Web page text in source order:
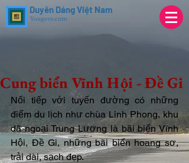
Duyên Dáng Việt Nam
Yougovn.com
Cung biển Vĩnh Hội - Đề Gi
Nối tiếp với tuyến đường có những
điểm du lịch như chùa Linh Phong, khu
dã ngoại Trung Lương là bãi biển Vĩnh
Hội, Đề Gi, những bãi biển hoang sơ,
trải dài, sạch đẹp.